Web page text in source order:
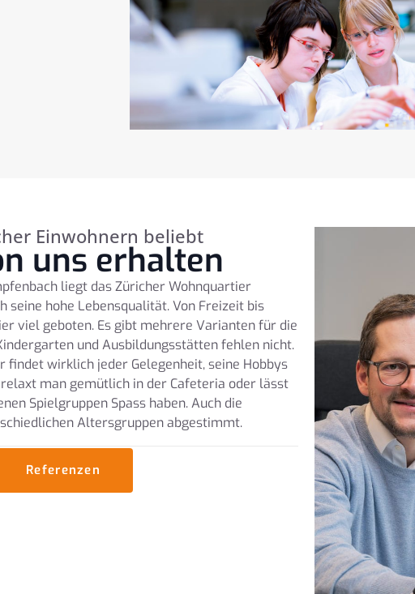
Einwohnern beliebt
uns erhalten
liegt das Züricher Wohnquartier
seine hohe Lebensqualität. Von Freizeit bis
viel geboten. Es gibt mehrere Varianten für die
und Ausbildungsstätten fehlen nicht.
findet wirklich jeder Gelegenheit, seine Hobbys
man gemütlich in der Cafeteria oder lässt
Spielgruppen Spass haben. Auch die
Altersgruppen abgestimmt.
Referenzen